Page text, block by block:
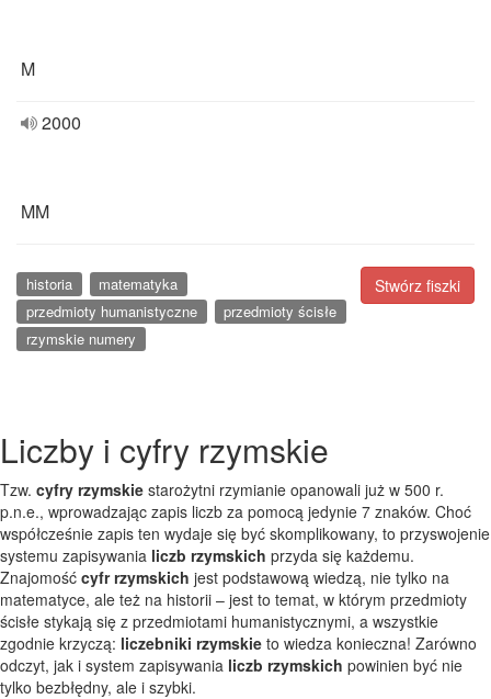
M
2000
MM
Stwórz fiszki
historia
matematyka
przedmioty humanistyczne
przedmioty ścisłe
rzymskie numery
Liczby i cyfry rzymskie
Tzw. cyfry rzymskie starożytni rzymianie opanowali już w 500 r.
p.n.e., wprowadzając zapis liczb za pomocą jedynie 7 znaków. Choć
współcześnie zapis ten wydaje się być skomplikowany, to przyswojenie
systemu zapisywania liczb rzymskich przyda się każdemu.
Znajomość cyfr rzymskich jest podstawową wiedzą, nie tylko na
matematyce, ale też na historii – jest to temat, w którym przedmioty
ścisłe stykają się z przedmiotami humanistycznymi, a wszystkie
zgodnie krzyczą: liczebniki rzymskie to wiedza konieczna! Zarówno
odczyt, jak i system zapisywania liczb rzymskich powinien być nie
tylko bezbłędny, ale i szybki.